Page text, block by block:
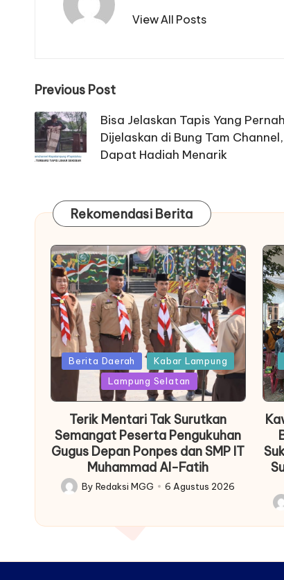
View All Posts
Post
navigation
Previous Post
Bisa Jelaskan Tapis Yang Pernah
Dijelaskan di Bung Tam Channel,
Dapat Hadiah Menarik
Rekomendasi Berita
Posted
Berita Daerah
Kabar Lampung
Lampung Selatan
Terik Mentari Tak Surutkan
Semangat Peserta Pengukuhan
Gugus Depan Ponpes dan SMP IT
Muhammad Al-Fatih
Posted
ByRedaksi MGG 6 Agustus 2026
in
by